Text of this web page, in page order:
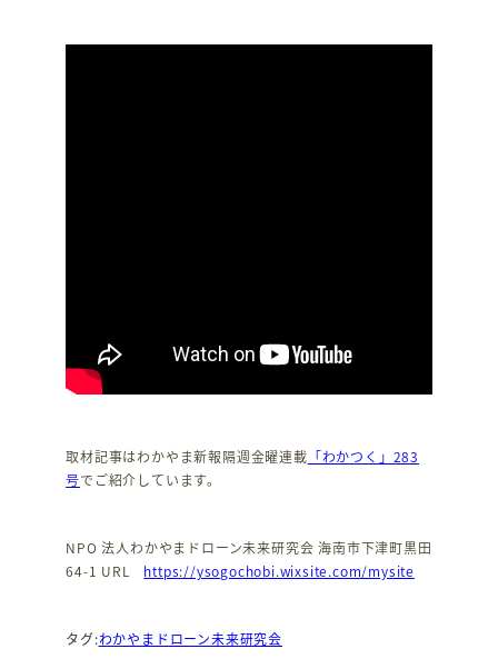
k
取材記事はわかやま新報隔週金曜連載 「わかつく」283
号でご紹介しています。
NPO 法人わかやまドローン未来研究会 海南市下津町黒田
64-1 URL https://ysogochobi.wixsite.com/mysite
タグ:わかやまドローン未来研究会